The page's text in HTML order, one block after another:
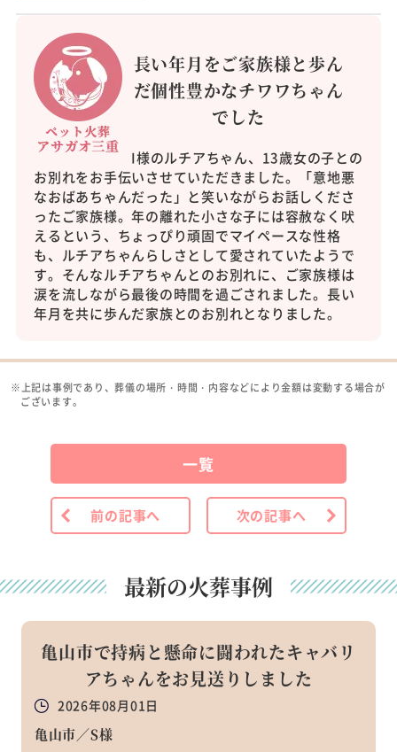
長い年月をご家族様と歩ん
だ個性豊かなチワワちゃん
でした
I様のルチアちゃん、13歳女の子との
お別れをお手伝いさせていただきました。「意地悪
なおばあちゃんだった」と笑いながらお話しくださ
ったご家族様。年の離れた小さな子には容赦なく吠
えるという、ちょっぴり頑固でマイペースな性格
も、ルチアちゃんらしさとして愛されていたようで
す。そんなルチアちゃんとのお別れに、ご家族様は
涙を流しながら最後の時間を過ごされました。長い
年月を共に歩んだ家族とのお別れとなりました。
※上記は事例であり、葬儀の場所・時間・内容などにより金額は変動する場合が
ございます。
前の記事へ
一覧
次の記事へ
最新の火葬事例
亀山市で持病と懸命に闘われたキャバリ
アちゃんをお見送りしました
2026年08月01日
亀山市／S様